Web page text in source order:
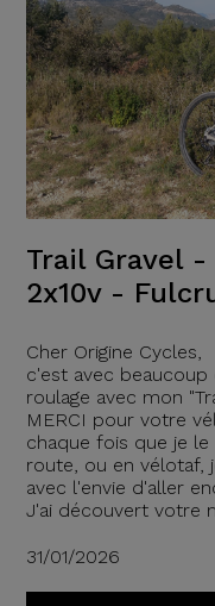
Trail Gravel
2x10v -
Cher Origine Cycles,
c'est avec beaucoup
roulage avec mon
MERCI pour votre
chaque fois que je le
route, ou en vélotaf,
avec l'envie d'aller
J'ai découvert votre
31/01/2026